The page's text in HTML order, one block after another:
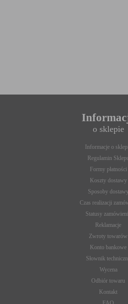
o sklepie
Informacje o
Regulamin
Formy płatności
Koszty dostawy
Sposoby
Czas realizacji
Statusy
Reklamacje
Zwroty towarów
Konto bankowe
Słownik
Wycena
Odbiór towaru
Kontakt